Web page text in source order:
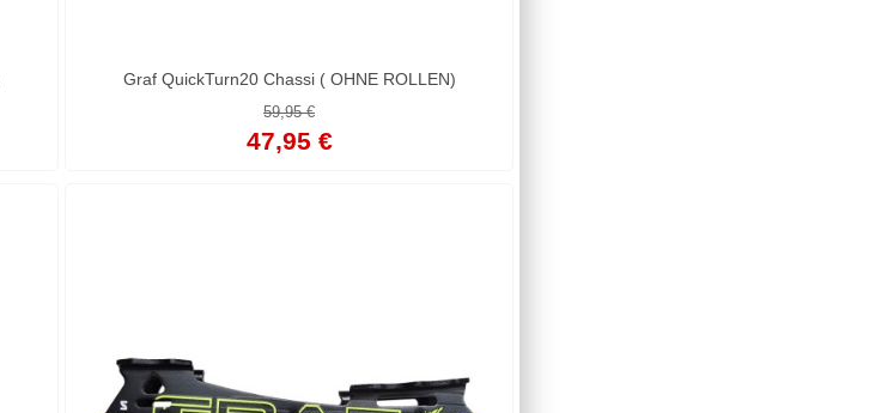
Graf QuickTurn20 Chassi ( OHNE ROLLEN)
59,95 €
47,95 €